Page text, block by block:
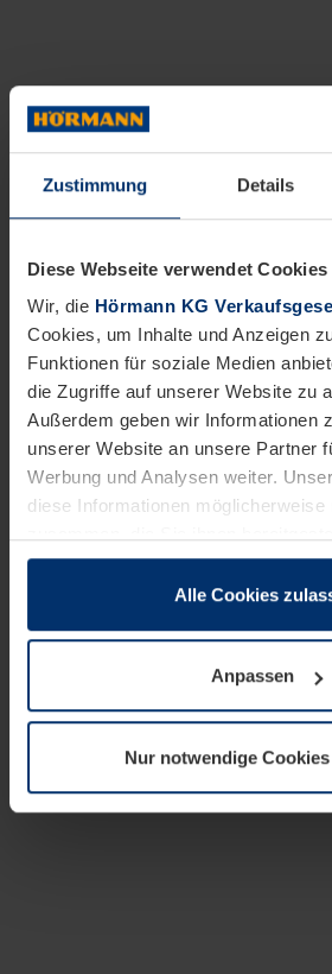
Zustimmung Details
Diese Webseite verwendet Cookies
Wir, die Hörmann KG
Cookies, um Inhalte und Anzeigen
Funktionen für soziale Medien
die Zugriffe auf unserer Website zu
Außerdem geben wir Informationen
unserer Website an unsere Partner
Werbung und Analysen weiter.
diese Informationen möglicherweise
sie im Rahmen Ihrer Nutzung der
wenn diese für den Betrieb dieser
notwendig sind. Für alle anderen
wir Ihre Erlaubnis. Ihre Einwilligung
Datenschutzerklärungunserer
widerrufen.
Alle Cookies
Anpassen
Nur notwendige